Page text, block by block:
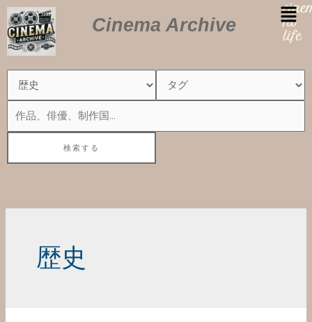
内
容
を
ス
Cinema Archive
no
life
歴史